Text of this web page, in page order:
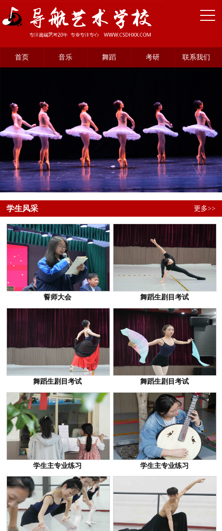
首页 音乐 舞蹈 考研 联系我们
学生风采 更多>>
誓师大会 舞蹈生剧目考试
舞蹈生剧目考试 舞蹈生剧目考试
学生主专业练习 学生主专业练习